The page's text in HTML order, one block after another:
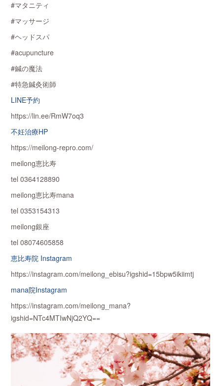
#マタニティ
#マッサージ
#ヘッドスパ
#acupuncture
#鍼の魔法
#特急鍼灸術師
LINE予約
https://lin.ee/RmW7oq3
不妊治療HP
https://meilong-repro.com/
meilong恵比寿
tel 0364128890
meilong恵比寿mana
tel 0353154313
meilong銀座
tel 08074605858
恵比寿院 Instagram
https://instagram.com/meilong_ebisu?igshid=15bpw5ikiimtj
mana院Instagram
https://instagram.com/meilong_mana?
igshid=NTc4MTIwNjQ2YQ==